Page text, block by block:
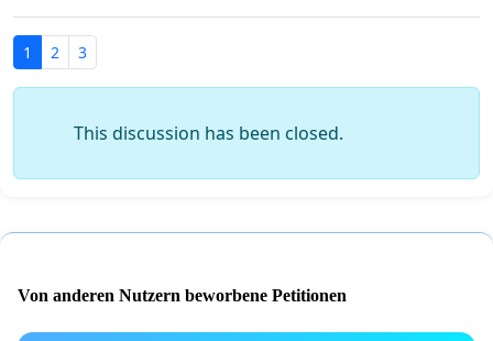
1 2 3
This discussion has been closed.
Von anderen Nutzern beworbene Petitionen